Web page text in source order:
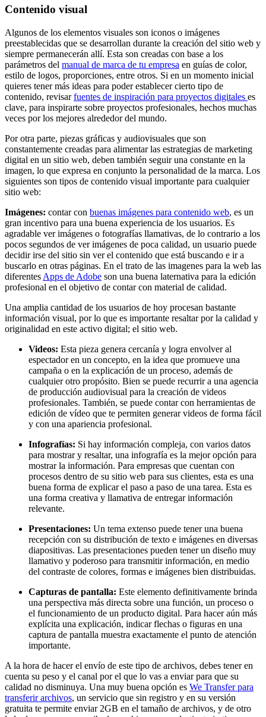
Contenido visual
Algunos de los elementos visuales son iconos o imágenes
preestablecidas que se desarrollan durante la creación del sitio web y
siempre permanecerán allí. Esta son creadas con base a los
parámetros del manual de marca de tu empresa en guías de color,
estilo de logos, proporciones, entre otros. Si en un momento inicial
quieres tener más ideas para poder establecer cierto tipo de
contenido, revisarfuentes de inspiración para proyectos digitales es
clave, para inspirarte sobre proyectos profesionales, hechos muchas
veces por los mejores alrededor del mundo.
Por otra parte, piezas gráficas y audiovisuales que son
constantemente creadas para alimentar las estrategias de marketing
digital en un sitio web, deben también seguir una constante en la
imagen, lo que expresa en conjunto la personalidad de la marca. Los
siguientes son tipos de contenido visual importante para cualquier
sitio web:
Imágenes: contar con buenas imágenes para contenido web, es un
gran incentivo para una buena experiencia de los usuarios. Es
agradable ver imágenes o fotografías llamativas, de lo contrario a los
pocos segundos de ver imágenes de poca calidad, un usuario puede
decidir irse del sitio sin ver el contenido que está buscando e ir a
buscarlo en otras páginas. En el trato de las imagenes para la web las
diferentes Apps de Adobe son una buena laternativa para la edición
profesional en el objetivo de contar con material de calidad.
Una amplia cantidad de los usuarios de hoy procesan bastante
información visual, por lo que es importante resaltar por la calidad y
originalidad en este activo digital; el sitio web.
Videos: Esta pieza genera cercanía y logra envolver al
espectador en un concepto, en la idea que promueve una
campaña o en la explicación de un proceso, además de
cualquier otro propósito. Bien se puede recurrir a una agencia
de producción audiovisual para la creación de videos
profesionales. También, se puede contar con herramientas de
edición de vídeo que te permiten generar videos de forma fácil
y con una apariencia profesional.
Infografías: Si hay información compleja, con varios datos
para mostrar y resaltar, una infografía es la mejor opción para
mostrar la información. Para empresas que cuentan con
procesos dentro de su sitio web para sus clientes, esta es una
buena forma de explicar el paso a paso de una tarea. Esta es
una forma creativa y llamativa de entregar información
relevante.
Presentaciones: Un tema extenso puede tener una buena
recepción con su distribución de texto e imágenes en diversas
diapositivas. Las presentaciones pueden tener un diseño muy
llamativo y poderoso para transmitir información, en medio
del contraste de colores, formas e imágenes bien distribuidas.
Capturas de pantalla: Este elemento definitivamente brinda
una perspectiva más directa sobre una función, un proceso o
el funcionamiento de un producto digital. Para hacer aún más
explícita una explicación, indicar flechas o figuras en una
captura de pantalla muestra exactamente el punto de atención
importante.
A la hora de hacer el envío de este tipo de archivos, debes tener en
cuenta su peso y el canal por el que lo vas a enviar para que su
calidad no disminuya. Una muy buena opción es We Transfer para
transferir archivos, un servicio que sin registro y en su versión
gratuita te permite enviar 2GB en el tamaño de archivos, y de otro